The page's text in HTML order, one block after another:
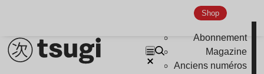
Shop
Abonnement
Magazine
Anciens numéros